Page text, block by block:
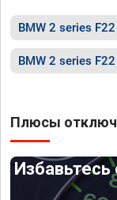
BMW 2 series
BMW 2 series
Плюсы